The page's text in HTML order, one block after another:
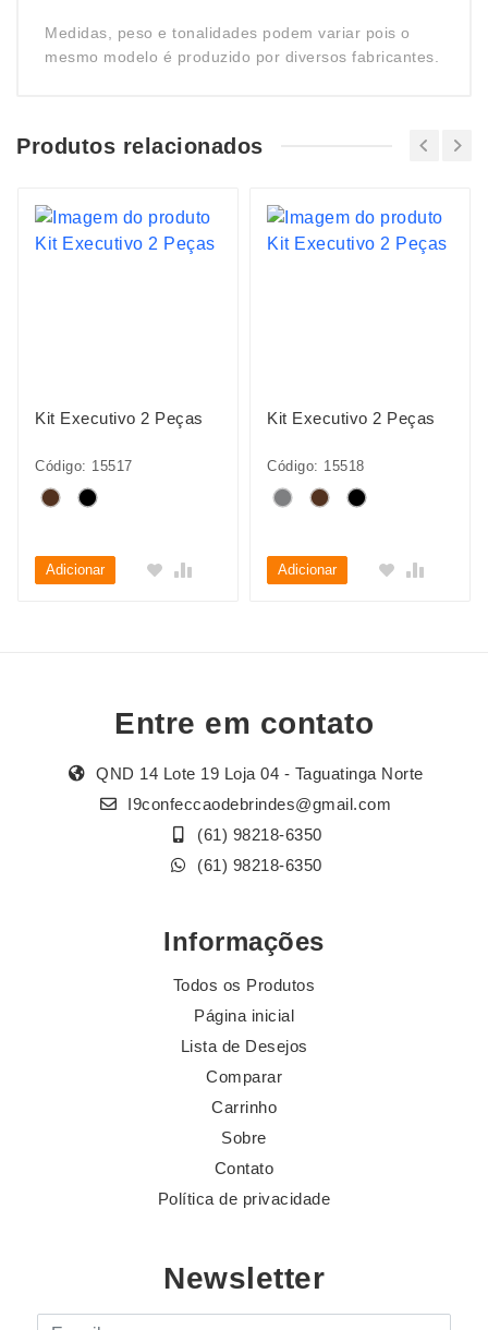
Medidas, peso e tonalidades podem variar pois o
mesmo modelo é produzido por diversos fabricantes.
Produtos relacionados
Kit Executivo 2 Peças
Código: 15517
Adicionar
Kit Executivo 2 Peças
Código: 15518
Adicionar
Entre em contato
QND 14 Lote 19 Loja 04 - Taguatinga Norte
I9confeccaodebrindes@gmail.com
(61) 98218-6350
(61) 98218-6350
Informações
Todos os Produtos
Página inicial
Lista de Desejos
Comparar
Carrinho
Sobre
Contato
Política de privacidade
Newsletter
E-mail